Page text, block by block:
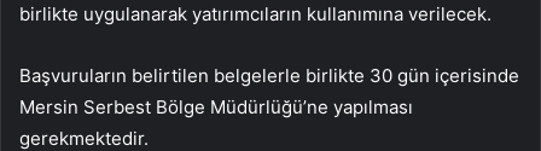
birlikte uygulanarak yatırımcıların kullanımına verilecek.
Başvuruların belirtilen belgelerle birlikte 30 gün içerisinde
Mersin Serbest Bölge Müdürlüğü’ne yapılması
gerekmektedir.